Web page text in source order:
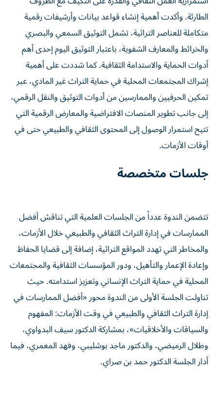
الطارئة. وأكدت أهمية إنشاء قواعد بيانات وأرشيفات رقمية
متكاملة للعناصر التراثية، تشمل التوثيق السمعي والبصري
والخرائط والمعارف الشفوية، باعتبار التوثيق اليوم إحدى أهم
أدوات الحماية والاستدامة الثقافية. كما شددت على أهمية
إشراك المجتمعات المحلية في حماية التراث غير المادي، عبر
تمكين الحرفيين والممارسين من أدوات التوثيق والنقل الرقمي،
إلى جانب تطوير المنصات الافتراضية والمعارض الرقمية التي
تتيح استمرار الوصول إلى المحتوى الثقافي والطبيعي حتى في
أوقات الأزمات.
جلسات متخصصة
تتضمن الندوة عدداً من الجلسات العلمية التي تناقش أفضل
الممارسات في إدارة التراث الثقافي والطبيعي خلال الأزمات،
والمخاطر التي تهدد المواقع التراثية، إضافة إلى قضايا الحفاظ
وإعادة الإعمار والتأهيل، ودور المؤسسات الثقافية والمجتمعات
المحلية في حماية التراث الإنساني وتعزيز استدامته. حيث
تناولت الجلسة الأولى من الندوة محور «أفضل الممارسات في
إدارة التراث الثقافي والطبيعي في وقت الأزمات: المفهوم
والسياقات والأخلاقيات»، بمشاركة الدكتور سيف البدواوي،
وطلال الرميضي، والدكتور ماجد بوشليبي، وفهد المعمري، فيما
أدار الجلسة الدكتور حمد بن صراي.